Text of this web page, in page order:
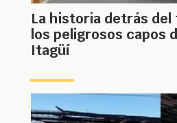
La historia detrás del
los peligrosos capos
Itagüí